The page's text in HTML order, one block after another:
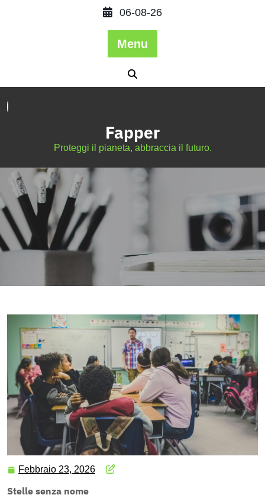
06-08-26
Menu
Fapper
Proteggi il pianeta, abbraccia il futuro.
Febbraio 23, 2026
Stelle senza nome